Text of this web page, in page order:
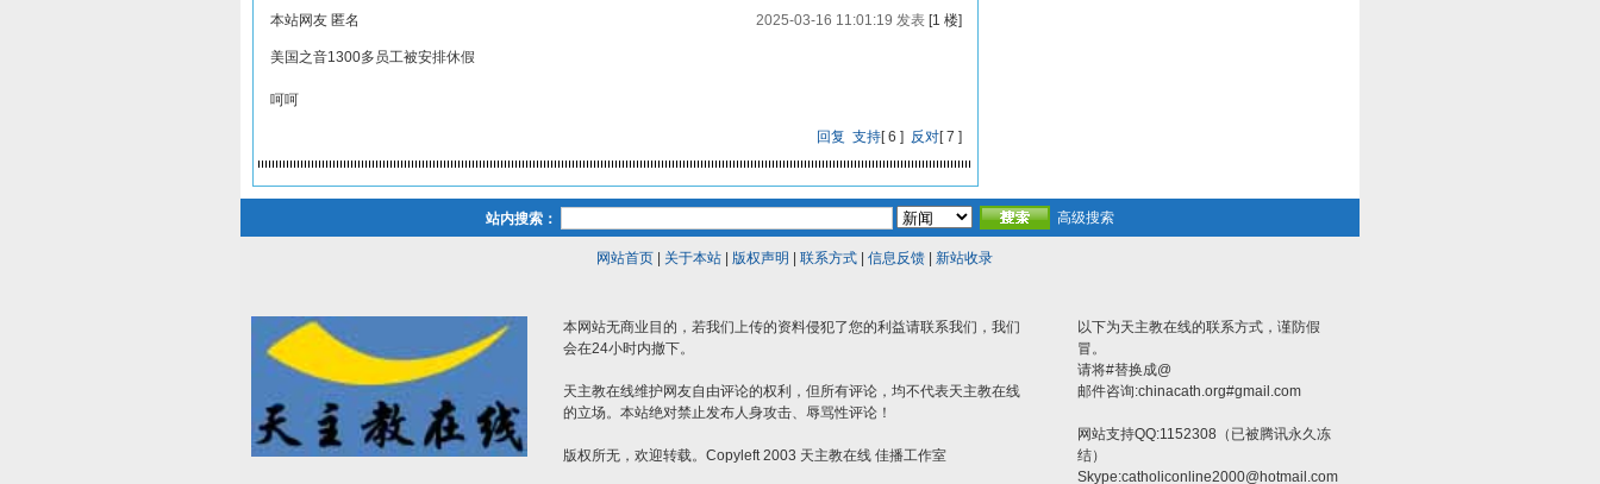
本站网友 匿名 2025-03-16 11:01:19 发表[1 楼]
美国之音1300多员工被安排休假
呵呵
回复 支持[6 ] 反对[7 ]
站内搜索： 高级搜索
网站首页| 关于本站| 版权声明 联系方式| 信息反馈| 新站收录
本网站无商业目的，若我们上传的资料侵犯了您的利益请联系我们，我们
会在24小时内撤下。
天主教在线维护网友自由评论的权利，但所有评论，均不代表天主教在线
的立场。本站绝对禁止发布人身攻击、辱骂性评论！
版权所无，欢迎转载。Copyleft 2003 天主教在线 佳播工作室
以下为天主教在线的联系方式，谨防假
冒。
请将#替换成@
邮件咨询:chinacath.org#gmail.com
网站支持QQ:1152308（已被腾讯永久冻
结）
Skype:catholiconline2000@hotmail.com